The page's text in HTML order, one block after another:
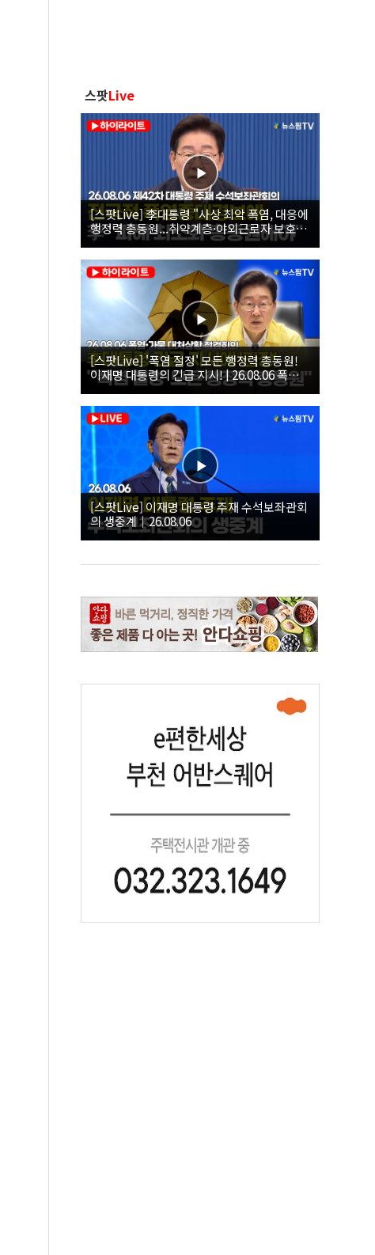
스팟Live
[스팟Live] 李대통령 "사상 최악 폭염, 대응에
행정력 총동원...취약계층·야외근로자 보호에
힘써야"｜26.08.06 제42차 대통령 주재 수석
보좌관회의
[스팟Live] '폭염 절정' 모든 행정력 총동원!
이재명 대통령의 긴급 지시! | 26.08.06 폭염•
가뭄 대처상황 점검회의
[스팟Live] 이재명 대통령 주재 수석보좌관회
의 생중계｜26.08.06